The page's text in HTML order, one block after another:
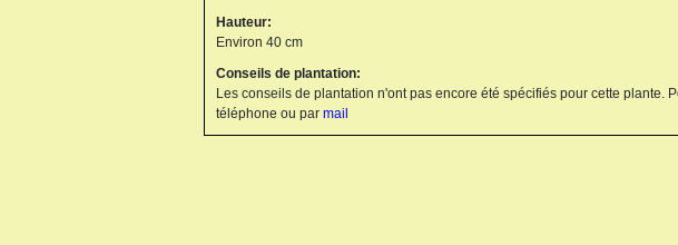
Hauteur:
Environ 40 cm
Conseils de plantation:
Les conseils de plantation n'ont pas encore été spécifiés pour cette plante.
téléphone ou par mail